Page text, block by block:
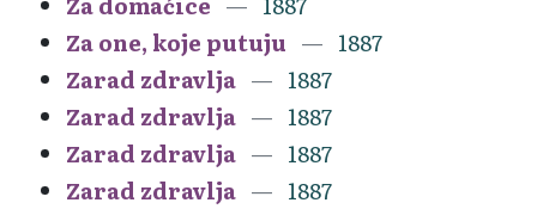
Za one, koje putuju
1887
Zarad zdravlja
1887
Zarad zdravlja
1887
Zarad zdravlja
1887
Zarad zdravlja
1887